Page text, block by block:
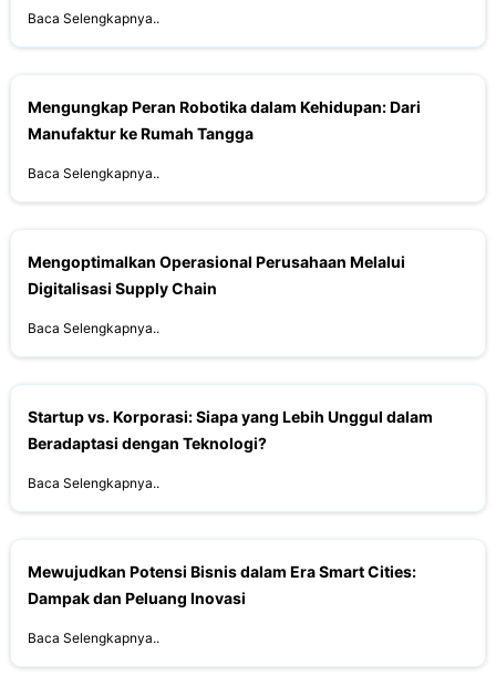
Baca Selengkapnya..
Mengungkap Peran Robotika dalam Kehidupan: Dari
Manufaktur ke Rumah Tangga
Baca Selengkapnya..
Mengoptimalkan Operasional Perusahaan Melalui
Digitalisasi Supply Chain
Baca Selengkapnya..
Startup vs. Korporasi: Siapa yang Lebih Unggul dalam
Beradaptasi dengan Teknologi?
Baca Selengkapnya..
Mewujudkan Potensi Bisnis dalam Era Smart Cities:
Dampak dan Peluang Inovasi
Baca Selengkapnya..